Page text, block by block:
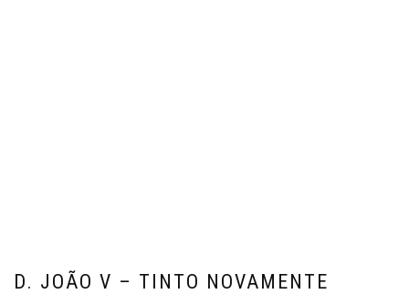
D. JOÃO V – TINTO NOVAMENTE